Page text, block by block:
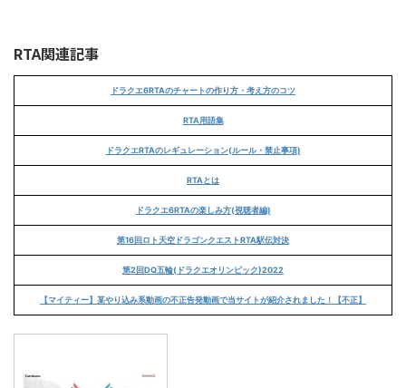
RTA関連記事
ドラクエ6RTAのチャートの作り方・考え方のコツ
RTA用語集
ドラクエRTAのレギュレーション(ルール・禁止事項)
RTAとは
ドラクエ6RTAの楽しみ方(視聴者編)
第16回ロト天空ドラゴンクエストRTA駅伝対決
第2回DQ五輪(ドラクエオリンピック)2022
【マイティー】某やり込み系動画の不正告発動画で当サイトが紹介されました！【不正】